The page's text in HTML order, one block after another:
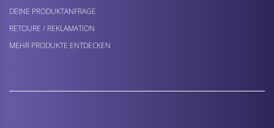
DEINE PRODUKTANFRAGE
RETOURE / REKLAMATION
MEHR PRODUKTE ENTDECKEN